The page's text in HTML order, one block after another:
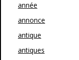
année
annonce
antique
antiques